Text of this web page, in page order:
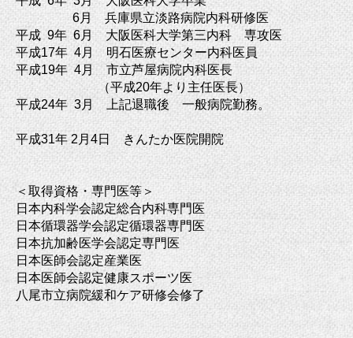
6月 兵庫県立淡路病院内科研修医
平成 9年 6月 大阪医科大学第三内科 専攻医
平成17年 4月 明石医療センター内科医員
平成19年 4月 市立芦屋病院内科医長
（平成20年より主任医長）
平成24年 3月 上記退職後 一般病院勤務。
平成31年 2月4日 きんたか医院開院
＜取得資格・専門医等＞
日本内科学会認定総合内科専門医
日本循環器学会認定循環器専門医
日本抗加齢医学会認定専門医
日本医師会認定産業医
日本医師会認定健康スポーツ医
八尾市立病院緩和ケア研修会修了